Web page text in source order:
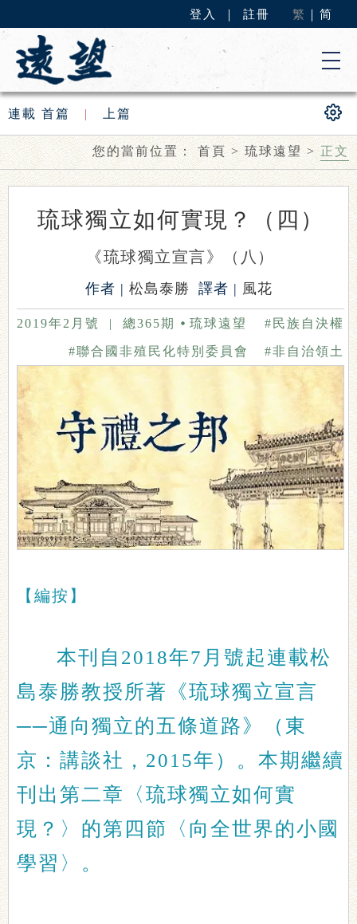
登入 註冊 繁 简
連載 首篇 | 上篇
您的當前位置：首頁>琉球遠望>正文
琉球獨立如何實現？（四）
《琉球獨立宣言》（八）
作者 | 松島泰勝 譯者 | 風花
2019年2月號 | 總365期 琉球遠望 #民族自決權
#非自治領土
#聯合國非殖民化特別委員會
【編按】
本刊自2018年7月號起連載松
島泰勝教授所著《琉球獨立宣言
──通向獨立的五條道路》（東
京：講談社，2015年）。本期繼續
刊出第二章〈琉球獨立如何實
現？〉的第四節〈向全世界的小國
學習〉。